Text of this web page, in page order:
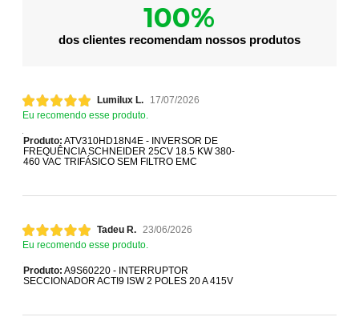
100%
dos clientes recomendam nossos produtos
Lumilux L.
17/07/2026
Eu recomendo esse produto.
Produto: ATV310HD18N4E - INVERSOR DE
FREQUÊNCIA SCHNEIDER 25CV 18.5 KW 380-
460 VAC TRIFÁSICO SEM FILTRO EMC
Tadeu R. 23/06/2026
Eu recomendo esse produto.
Produto: A9S60220 - INTERRUPTOR
SECCIONADOR ACTI9 ISW 2 POLES 20 A 415V